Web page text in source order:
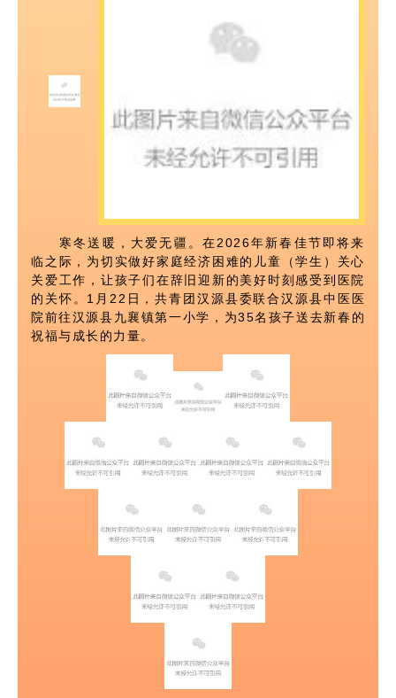
寒冬送暖，大爱无疆。在2026年新春佳节即将来
临之际，为切实做好家庭经济困难的儿童（学生）关心
关爱工作，让孩子们在辞旧迎新的美好时刻感受到医院
的关怀。1月22日，共青团汉源县委联合汉源县中医医
院前往汉源县九襄镇第一小学，为35名孩子送去新春的
祝福与成长的力量。